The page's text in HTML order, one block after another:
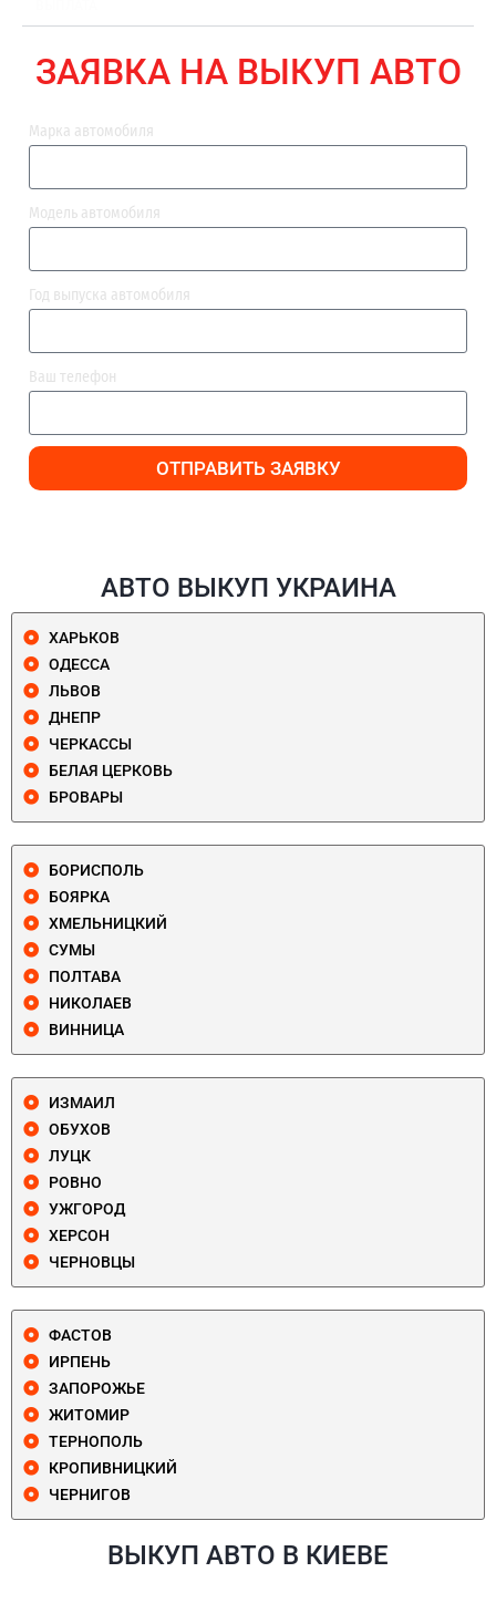
ЗАЯВКА НА ВЫКУП АВТО
Марка автомобиля
Модель автомобиля
Год выпуска автомобиля
Ваш телефон
ОТПРАВИТЬ ЗАЯВКУ
АВТО ВЫКУП УКРАИНА
ХАРЬКОВ
ОДЕССА
ЛЬВОВ
ДНЕПР
ЧЕРКАССЫ
БЕЛАЯ ЦЕРКОВЬ
БРОВАРЫ
БОРИСПОЛЬ
БОЯРКА
ХМЕЛЬНИЦКИЙ
СУМЫ
ПОЛТАВА
НИКОЛАЕВ
ВИННИЦА
ИЗМАИЛ
ОБУХОВ
ЛУЦК
РОВНО
УЖГОРОД
ХЕРСОН
ЧЕРНОВЦЫ
ФАСТОВ
ИРПЕНЬ
ЗАПОРОЖЬЕ
ЖИТОМИР
ТЕРНОПОЛЬ
КРОПИВНИЦКИЙ
ЧЕРНИГОВ
ВЫКУП АВТО В КИЕВЕ